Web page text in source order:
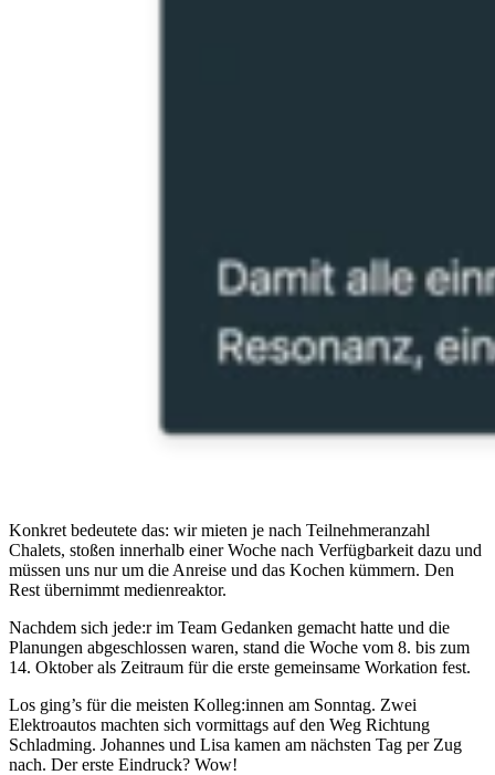
Konkret bedeutete das: wir mieten je nach Teilnehmeranzahl
Chalets, stoßen innerhalb einer Woche nach Verfügbarkeit dazu und
müssen uns nur um die Anreise und das Kochen kümmern. Den
Rest übernimmt medienreaktor.
Nachdem sich jede:r im Team Gedanken gemacht hatte und die
Planungen abgeschlossen waren, stand die Woche vom 8. bis zum
14. Oktober als Zeitraum für die erste gemeinsame Workation fest.
Los ging’s für die meisten Kolleg:innen am Sonntag. Zwei
Elektroautos machten sich vormittags auf den Weg Richtung
Schladming. Johannes und Lisa kamen am nächsten Tag per Zug
nach. Der erste Eindruck? Wow!